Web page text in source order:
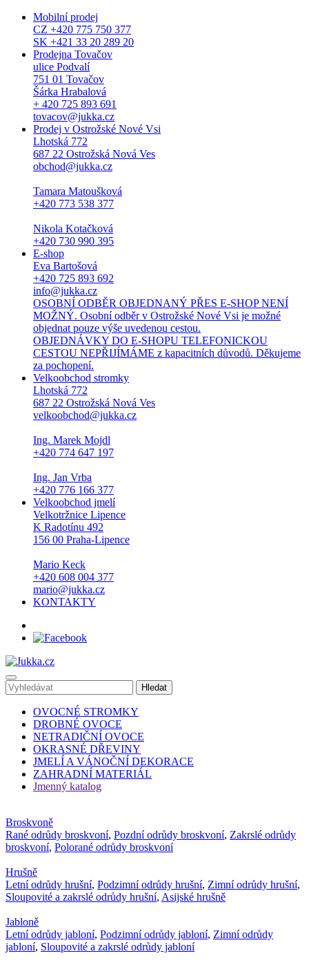
Mobilní prodej
CZ +420 775 750 377
SK +421 33 20 289 20
Prodejna Tovačov
ulice Podvalí
751 01 Tovačov
Šárka Hrabalová
+ 420 725 893 691
tovacov@jukka.cz
Prodej v Ostrožské Nové Vsi
Lhotská 772
687 22 Ostrožská Nová Ves
obchod@jukka.cz
Tamara Matoušková
+420 773 538 377
Nikola Kotačková
+420 730 990 395
E-shop
Eva Bartošová
+420 725 893 692
info@jukka.cz
OSOBNÍ ODBĚR OBJEDNANÝ PŘES E-SHOP NENÍ
MOŽNÝ. Osobní odběr v Ostrožské Nové Vsi je možné
objednat pouze výše uvedenou cestou.
OBJEDNÁVKY DO E-SHOPU TELEFONICKOU
CESTOU NEPŘIJÍMÁME z kapacitních důvodů. Děkujeme
za pochopení.
Velkoobchod stromky
Lhotská 772
687 22 Ostrožská Nová Ves
velkoobchod@jukka.cz
Ing. Marek Mojdl
+420 774 647 197
Ing. Jan Vrba
+420 776 166 377
Velkoobchod jmelí
Velkotržnice Lipence
K Radotínu 492
156 00 Praha-Lipence
Mario Keck
+420 608 004 377
mario@jukka.cz
KONTAKTY
OVOCNÉ STROMKY
DROBNÉ OVOCE
NETRADIČNÍ OVOCE
OKRASNÉ DŘEVINY
JMELÍ A VÁNOČNÍ DEKORACE
ZAHRADNÍ MATERIÁL
Jmenný katalog
Broskvoně
Rané odrůdy broskvoní, Pozdní odrůdy broskvoní, Zakrslé odrůdy
broskvoní, Polorané odrůdy broskvoní
Hrušně
Letní odrůdy hrušní, Podzimní odrůdy hrušní, Zimní odrůdy hrušní,
Sloupovité a zakrslé odrůdy hrušní, Asijské hrušně
Jabloně
Letní odrůdy jabloní, Podzimní odrůdy jabloní, Zimní odrůdy
jabloní, Sloupovité a zakrslé odrůdy jabloní